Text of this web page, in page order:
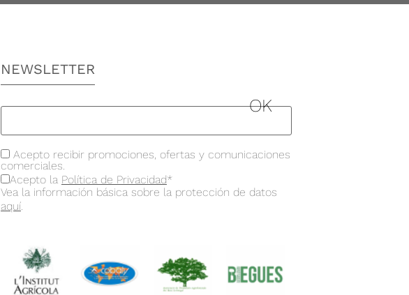
NEWSLETTER
Acepto recibir promociones, ofertas y comunicaciones
comerciales.
Acepto la Política de Privacidad*
Vea la información básica sobre la protección de datos
aquí.